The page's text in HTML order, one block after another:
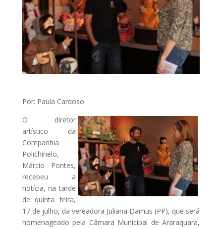
Por: Paula Cardoso
O diretor
artístico da
Companhia
Polichinelo,
Márcio Pontes,
recebeu a
notícia, na tarde
de quinta feira,
17 de julho, da vereadora Juliana Damus (PP), que será
homenageado pela Câmara Municipal de Araraquara,